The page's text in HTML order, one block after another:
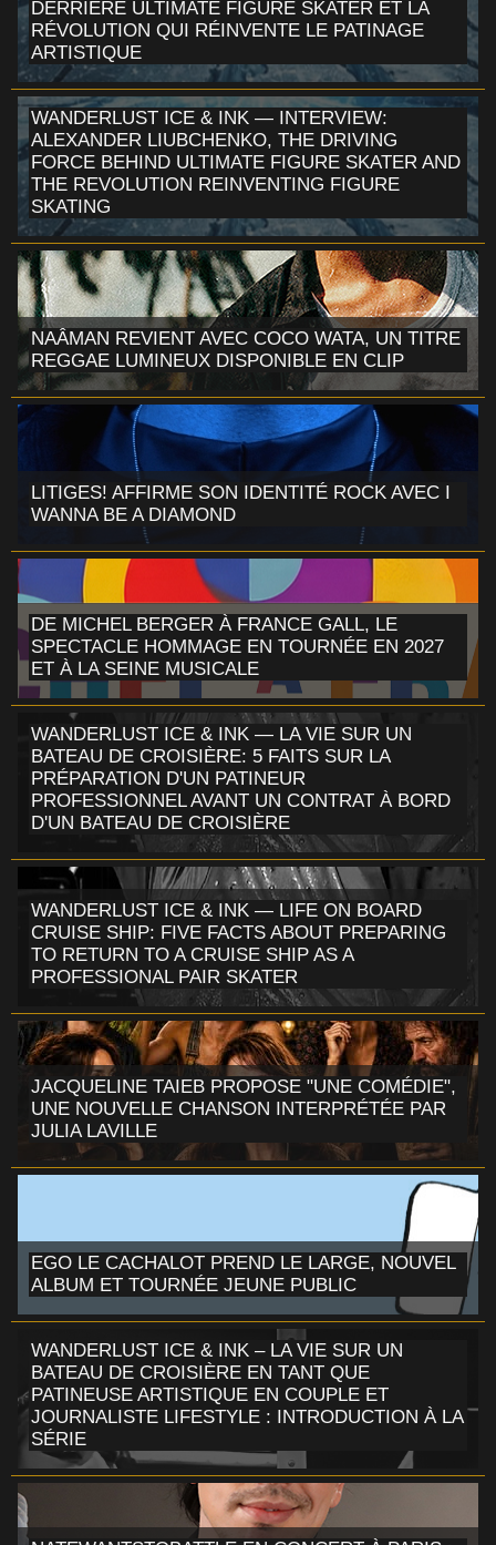
DERRIÈRE ULTIMATE FIGURE SKATER ET LA
RÉVOLUTION QUI RÉINVENTE LE PATINAGE
ARTISTIQUE
WANDERLUST ICE & INK — INTERVIEW:
ALEXANDER LIUBCHENKO, THE DRIVING
FORCE BEHIND ULTIMATE FIGURE SKATER AND
THE REVOLUTION REINVENTING FIGURE
SKATING
NAÂMAN REVIENT AVEC COCO WATA, UN TITRE
REGGAE LUMINEUX DISPONIBLE EN CLIP
LITIGES! AFFIRME SON IDENTITÉ ROCK AVEC I
WANNA BE A DIAMOND
DE MICHEL BERGER À FRANCE GALL, LE
SPECTACLE HOMMAGE EN TOURNÉE EN 2027
ET À LA SEINE MUSICALE
WANDERLUST ICE & INK — LA VIE SUR UN
BATEAU DE CROISIÈRE: 5 FAITS SUR LA
PRÉPARATION D'UN PATINEUR
PROFESSIONNEL AVANT UN CONTRAT À BORD
D'UN BATEAU DE CROISIÈRE
WANDERLUST ICE & INK — LIFE ON BOARD
CRUISE SHIP: FIVE FACTS ABOUT PREPARING
TO RETURN TO A CRUISE SHIP AS A
PROFESSIONAL PAIR SKATER
JACQUELINE TAIEB PROPOSE "UNE COMÉDIE",
UNE NOUVELLE CHANSON INTERPRÉTÉE PAR
JULIA LAVILLE
EGO LE CACHALOT PREND LE LARGE, NOUVEL
ALBUM ET TOURNÉE JEUNE PUBLIC
WANDERLUST ICE & INK – LA VIE SUR UN
BATEAU DE CROISIÈRE EN TANT QUE
PATINEUSE ARTISTIQUE EN COUPLE ET
JOURNALISTE LIFESTYLE : INTRODUCTION À LA
SÉRIE